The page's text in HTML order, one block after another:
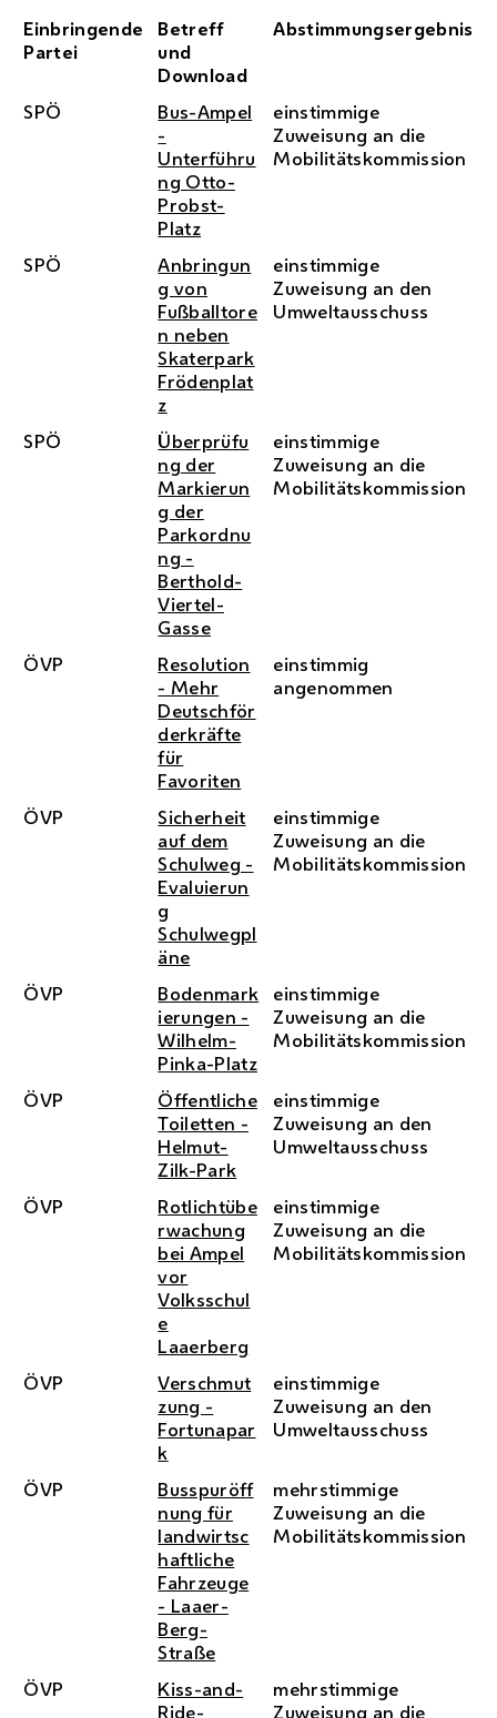
Einbringende
Partei
Betreff
und
Download
Abstimmungsergebnis
SPÖ
Bus-Ampel
-
Unterführu
ng Otto-
Probst-
Platz
einstimmige
Zuweisung an die
Mobilitätskommission
SPÖ
Anbringun
g von
Fußballtore
n neben
Skaterpark
Frödenplat
z
einstimmige
Zuweisung an den
Umweltausschuss
SPÖ
Überprüfu
ng der
Markierun
g der
Parkordnu
ng -
Berthold-
Viertel-
Gasse
einstimmige
Zuweisung an die
Mobilitätskommission
ÖVP
Resolution
- Mehr
Deutschför
derkräfte
für
Favoriten
einstimmig
angenommen
ÖVP
Sicherheit
auf dem
Schulweg -
Evaluierun
g
Schulwegpl
äne
einstimmige
Zuweisung an die
Mobilitätskommission
ÖVP
Bodenmark
ierungen -
Wilhelm-
Pinka-Platz
einstimmige
Zuweisung an die
Mobilitätskommission
ÖVP
Öffentliche
Toiletten -
Helmut-
Zilk-Park
einstimmige
Zuweisung an den
Umweltausschuss
ÖVP
Rotlichtübe
rwachung
bei Ampel
vor
Volksschul
e
Laaerberg
einstimmige
Zuweisung an die
Mobilitätskommission
ÖVP
Verschmut
zung -
Fortunapar
k
einstimmige
Zuweisung an den
Umweltausschuss
ÖVP
Busspuröff
nung für
landwirtsc
haftliche
Fahrzeuge
- Laaer-
Berg-
Straße
mehrstimmige
Zuweisung an die
Mobilitätskommission
ÖVP
Kiss-and-
Ride-
mehrstimmige
Zuweisung an die